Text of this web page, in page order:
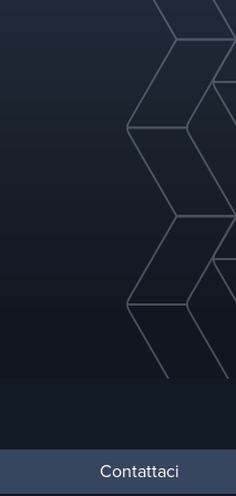
o la sostituzione)
Contattaci